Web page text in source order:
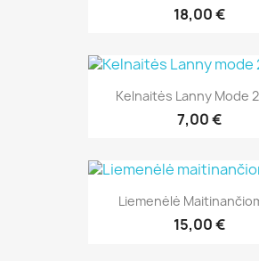
18,00 €
Kelnaitės Lanny Mode
7,00 €
Liemenėlė
15,00 €